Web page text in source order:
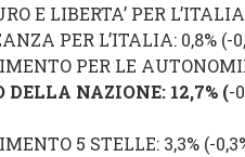
E LIBERTA’ PER L’ITALIA
PER L’ITALIA: 0,8% (-
PER LE
DELLA NAZIONE: 12,7% (-
5 STELLE: 3,3% (-0,3